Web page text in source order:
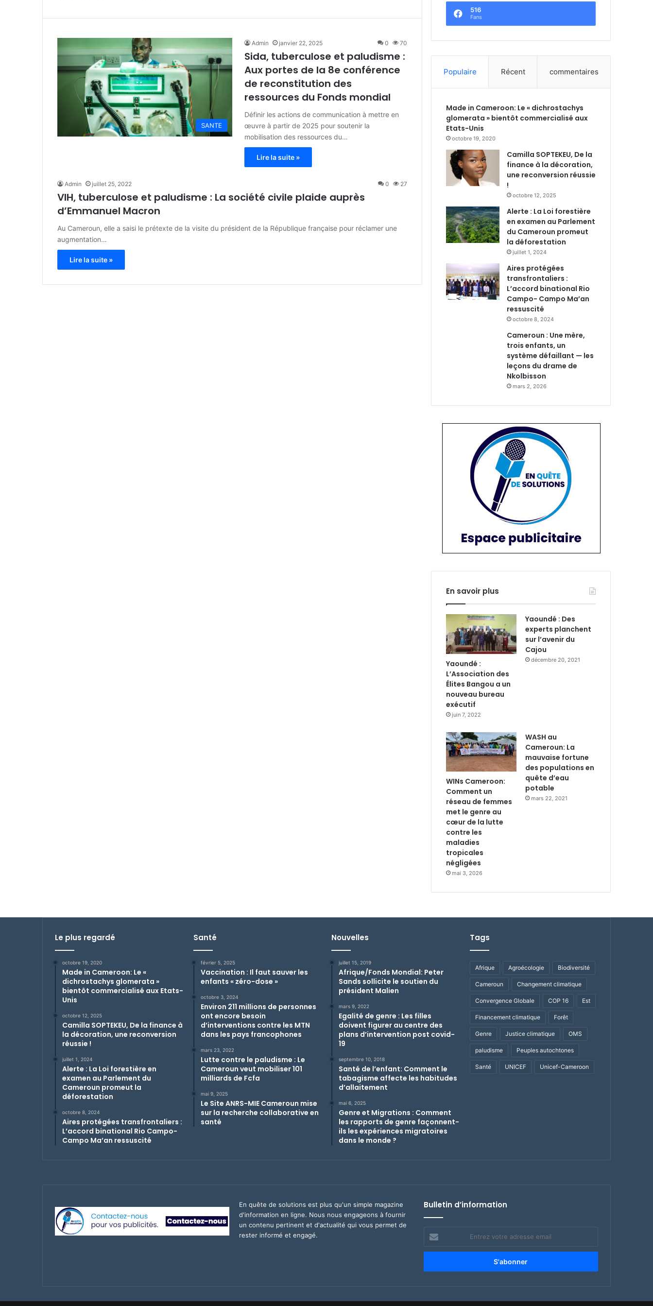
SANTE
Admin janvier 22, 2025 0 70
Sida, tuberculose et paludisme :
Aux portes de la 8e conférence
de reconstitution des
ressources du Fonds mondial
Définir les actions de communication à mettre en
œuvre à partir de 2025 pour soutenir la
mobilisation des ressources du…
Lire la suite »
Admin juillet 25, 2022 0 27
VIH, tuberculose et paludisme : La société civile plaide auprès
d’Emmanuel Macron
Au Cameroun, elle a saisi le prétexte de la visite du président de la République française pour réclamer une
augmentation…
Lire la suite »
516
Fans
Populaire Récent commentaires
Made in Cameroon: Le « dichrostachys
glomerata » bientôt commercialisé aux
Etats-Unis
octobre 19, 2020
Camilla SOPTEKEU, De la
finance à la décoration,
une reconversion réussie
!
octobre 12, 2025
Alerte : La Loi forestière
en examen au Parlement
du Cameroun promeut
la déforestation
juillet 1, 2024
Aires protégées
transfrontaliers :
L’accord binational Rio
Campo- Campo Ma’an
ressuscité
octobre 8, 2024
Cameroun : Une mère,
trois enfants, un
système défaillant — les
leçons du drame de
Nkolbisson
mars 2, 2026
En savoir plus
Yaoundé :
L’Association des
Élites Bangou a un
nouveau bureau
exécutif
juin 7, 2022
Yaoundé : Des
experts planchent
sur l’avenir du
Cajou
décembre 20, 2021
WINs Cameroon:
Comment un
réseau de femmes
met le genre au
cœur de la lutte
contre les
maladies
tropicales
négligées
mai 3, 2026
WASH au
Cameroun: La
mauvaise fortune
des populations en
quête d’eau
potable
mars 22, 2021
Le plus regardé
octobre 19, 2020
Made in Cameroon: Le «
dichrostachys glomerata »
bientôt commercialisé aux Etats-
Unis
octobre 12, 2025
Camilla SOPTEKEU, De la finance à
la décoration, une reconversion
réussie !
juillet 1, 2024
Alerte : La Loi forestière en
examen au Parlement du
Cameroun promeut la
déforestation
octobre 8, 2024
Aires protégées transfrontaliers :
L’accord binational Rio Campo-
Campo Ma’an ressuscité
Santé
février 5, 2025
Vaccination : Il faut sauver les
enfants « zéro-dose »
octobre 3, 2024
Environ 211 millions de personnes
ont encore besoin
d’interventions contre les MTN
dans les pays francophones
mars 23, 2022
Lutte contre le paludisme : Le
Cameroun veut mobiliser 101
milliards de Fcfa
mai 9, 2025
Le Site ANRS-MIE Cameroun mise
sur la recherche collaborative en
santé
Nouvelles
juillet 15, 2019
Afrique/Fonds Mondial: Peter
Sands sollicite le soutien du
président Malien
mars 9, 2022
Egalité de genre : Les filles
doivent figurer au centre des
plans d’intervention post covid-
19
septembre 10, 2018
Santé de l’enfant: Comment le
tabagisme affecte les habitudes
d’allaitement
mai 6, 2025
Genre et Migrations : Comment
les rapports de genre façonnent-
ils les expériences migratoires
dans le monde ?
Tags
Afrique Agroécologie Biodiversité
Cameroun Changement climatique
Convergence Globale COP 16 Est
Financement climatique Forêt
Genre Justice climatique OMS
paludisme Peuples autochtones
Santé UNICEF Unicef-Cameroon
En quête de solutions est plus qu'un simple magazine
d'information en ligne. Nous nous engageons à fournir
un contenu pertinent et d'actualité qui vous permet de
rester informé et engagé.
Bulletin d’information
Entrez
votre
adresse